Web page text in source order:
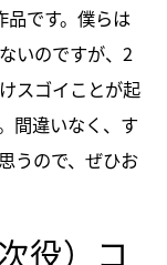
品です。僕らは
いのですが、2
スゴイことが起
間違いなく、す
うので、ぜひお
役）コ